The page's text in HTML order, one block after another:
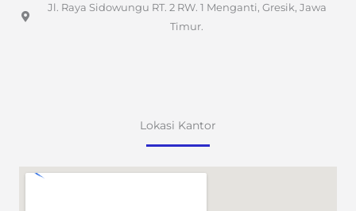
Jl. Raya Sidowungu RT. 2 RW. 1 Menganti, Gresik, Jawa
Timur.
Lokasi Kantor